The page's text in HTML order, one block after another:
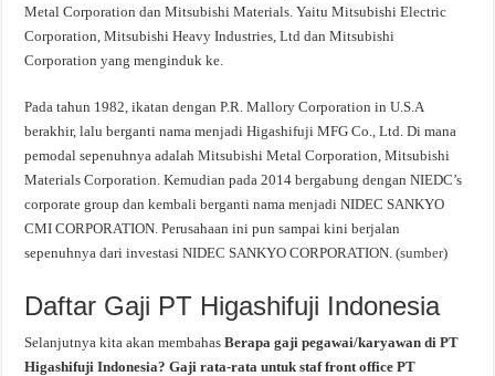
Metal Corporation dan Mitsubishi Materials. Yaitu Mitsubishi Electric
Corporation, Mitsubishi Heavy Industries, Ltd dan Mitsubishi
Corporation yang menginduk ke.
Pada tahun 1982, ikatan dengan P.R. Mallory Corporation in U.S.A
berakhir, lalu berganti nama menjadi Higashifuji MFG Co., Ltd. Di mana
pemodal sepenuhnya adalah Mitsubishi Metal Corporation, Mitsubishi
Materials Corporation. Kemudian pada 2014 bergabung dengan NIEDC’s
corporate group dan kembali berganti nama menjadi NIDEC SANKYO
CMI CORPORATION. Perusahaan ini pun sampai kini berjalan
sepenuhnya dari investasi NIDEC SANKYO CORPORATION. (sumber)
Daftar Gaji PT Higashifuji Indonesia
Selanjutnya kita akan membahasBerapa gaji pegawai/karyawan di PT
Higashifuji Indonesia? Gaji rata-rata untuk staf front office PT